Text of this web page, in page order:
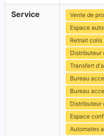
Service
Vente de
Espace
Retrait colis
Distributeur
Transfert
Bureau
Bureau
Distributeur
Espace
Automates